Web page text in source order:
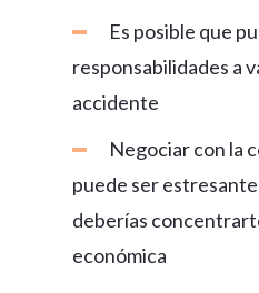
Es posible que
responsabilidades a
accidente
Negociar con la
puede ser
deberías
económica